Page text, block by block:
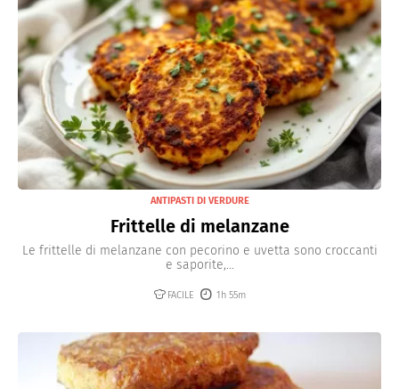
ANTIPASTI DI VERDURE
Frittelle di melanzane
Le frittelle di melanzane con pecorino e uvetta sono croccanti
e saporite,...
FACILE 1h 55m